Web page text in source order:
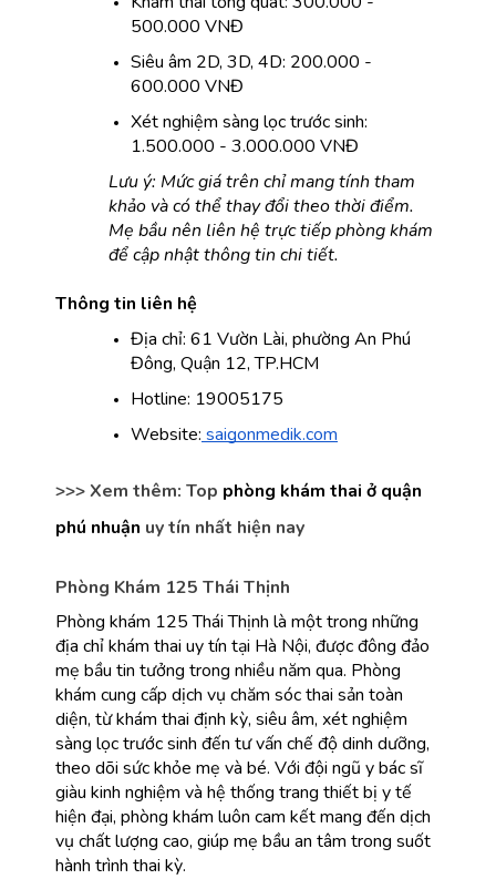
500.000 VNĐ
Siêu âm 2D, 3D, 4D: 200.000 -
600.000 VNĐ
Xét nghiệm sàng lọc trước sinh:
1.500.000 - 3.000.000 VNĐ
Lưu ý: Mức giá trên chỉ mang tính tham
khảo và có thể thay đổi theo thời điểm.
Mẹ bầu nên liên hệ trực tiếp phòng khám
để cập nhật thông tin chi tiết.
Thông tin liên hệ
Địa chỉ: 61 Vườn Lài, phường An Phú
Đông, Quận 12, TP.HCM
Hotline: 19005175
Website: saigonmedik.com
>>> Xem thêm: Top phòng khám thai ở quận
phú nhuận uy tín nhất hiện nay
Phòng Khám 125 Thái Thịnh
Phòng khám 125 Thái Thịnh là một trong những
địa chỉ khám thai uy tín tại Hà Nội, được đông đảo
mẹ bầu tin tưởng trong nhiều năm qua. Phòng
khám cung cấp dịch vụ chăm sóc thai sản toàn
diện, từ khám thai định kỳ, siêu âm, xét nghiệm
sàng lọc trước sinh đến tư vấn chế độ dinh dưỡng,
theo dõi sức khỏe mẹ và bé. Với đội ngũ y bác sĩ
giàu kinh nghiệm và hệ thống trang thiết bị y tế
hiện đại, phòng khám luôn cam kết mang đến dịch
vụ chất lượng cao, giúp mẹ bầu an tâm trong suốt
hành trình thai kỳ.